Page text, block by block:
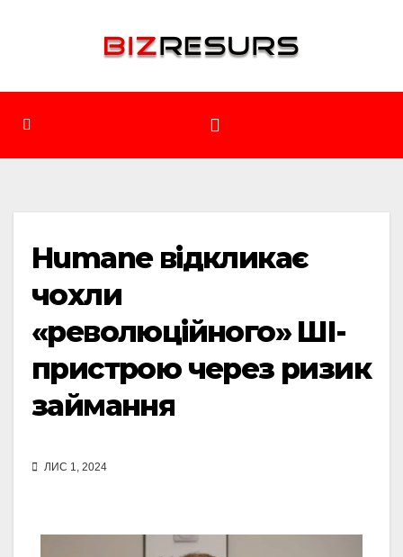
Humane відкликає
чохли
«революційного» ШІ-
пристрою через ризик
займання
ЛИС 1, 2024